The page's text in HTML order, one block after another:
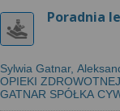
Poradnia
Sylwia Gatnar,
OPIEKI
GATNAR SPÓŁKA